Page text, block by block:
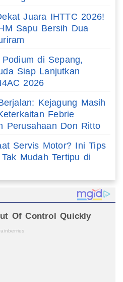
Juara IHTTC 2026!
Sapu Bersih Dua
di Sepang,
Siap Lanjutkan
2026
Kejagung Masih
Febrie
Perusahaan Don Ritto
Servis Motor? Ini Tips
Mudah Tertipu di